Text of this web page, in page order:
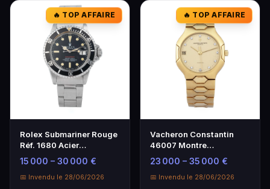
🔥 TOP AFFAIRE
Rolex Submariner Rouge
Réf. 1680 Acier
Inoxydable - Montre de
Plongée Rare
15 000 – 30 000 €
📅 Invendu le 28/06/2026
🔥 TOP AFFAIRE
Vacheron Constantin
46007 Montre
Automatique Or Jaune 18
Carats
23 000 – 35 000 €
📅 Invendu le 28/06/2026